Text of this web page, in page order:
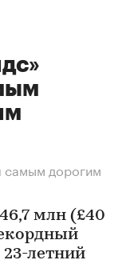
самым дорогим
млн (£40
23-летний